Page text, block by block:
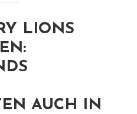
LIONS
AUCH IN D